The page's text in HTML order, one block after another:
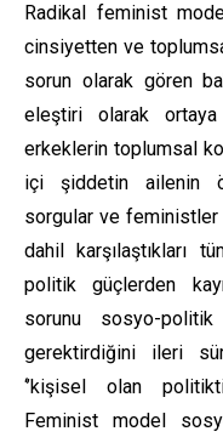
Radikal feminist
cinsiyetten ve
sorun olarak gören
eleştiri olarak ortaya
erkeklerin toplumsal
içi şiddetin ailenin
sorgular ve feministler
dahil karşılaştıkları
politik güçlerden
sorunu sosyo-
gerektirdiğini ileri
‘’kişisel olan
Feminist model